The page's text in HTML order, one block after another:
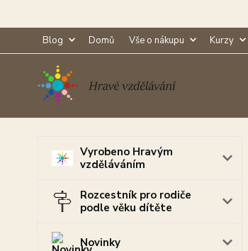
Blog Domů Vše o nákupu Kurzy
Vyrobeno Hravým
vzděláváním
Rozcestník pro rodiče
podle věku dítěte
Novinky